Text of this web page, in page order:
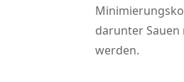
darunter
werden.